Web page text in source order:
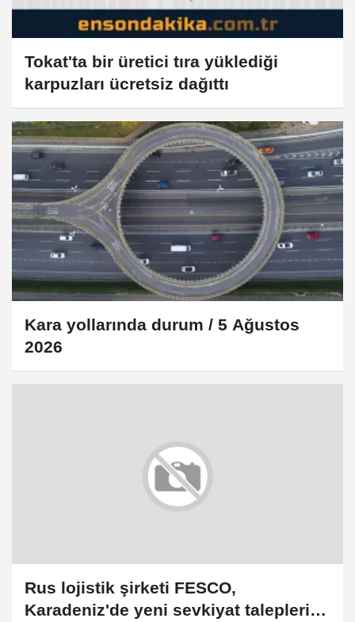
Tokat'ta bir üretici tıra yüklediği
karpuzları ücretsiz dağıttı
Kara yollarında durum / 5 Ağustos
2026
Rus lojistik şirketi FESCO,
Karadeniz'de yeni sevkiyat taleplerini